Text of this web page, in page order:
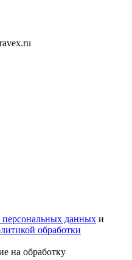
персональных данных и
обработки
на обработку